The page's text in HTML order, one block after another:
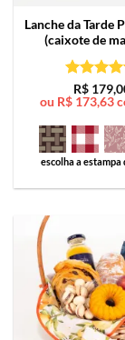
Lanche da Tarde
(caixote de
de 5
R$
ou R$ 173,63
escolha a estampa